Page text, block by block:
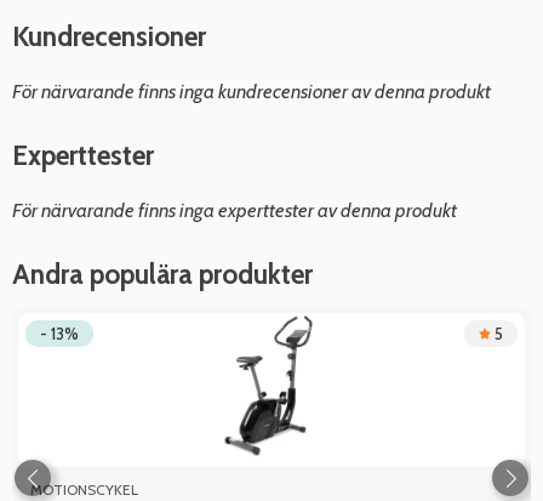
Kundrecensioner
För närvarande finns inga kundrecensioner av denna produkt
Experttester
För närvarande finns inga experttester av denna produkt
Andra populära produkter
- 13% 5
MOTIONSCYKEL